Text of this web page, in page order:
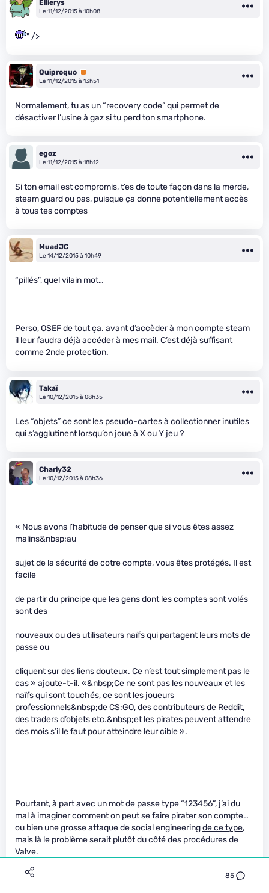
85
Ellierys
Le 11/12/2015 à 10h08
" />
Quiproquo Premium
Le 11/12/2015 à 13h51
Normalement, tu as un “recovery code” qui permet de
désactiver l’usine à gaz si tu perd ton smartphone.
egoz
Le 11/12/2015 à 18h12
Si ton email est compromis, t’es de toute façon dans la merde,
steam guard ou pas, puisque ça donne potentiellement accès
à tous tes comptes
MuadJC
Le 14/12/2015 à 10h49
“pillés”, quel vilain mot…
Perso, OSEF de tout ça. avant d’accèder à mon compte steam
il leur faudra déjà accéder à mes mail. C’est déjà suffisant
comme 2nde protection.
Takaï
Le 10/12/2015 à 08h35
Les “objets” ce sont les pseudo-cartes à collectionner inutiles
qui s’agglutinent lorsqu’on joue à X ou Y jeu ?
Charly32
Le 10/12/2015 à 08h36
« Nous avons l’habitude de penser que si vous êtes assez
malins&nbsp;au
sujet de la sécurité de cotre compte, vous êtes protégés. Il est
facile
de partir du principe que les gens dont les comptes sont volés
sont des
nouveaux ou des utilisateurs naïfs qui partagent leurs mots de
passe ou
cliquent sur des liens douteux. Ce n’est tout simplement pas le
cas » ajoute-t-il. «&nbsp;Ce ne sont pas les nouveaux et les
naïfs qui sont touchés, ce sont les joueurs
professionnels&nbsp;de CS:GO, des contributeurs de Reddit,
des traders d’objets etc.&nbsp;et les pirates peuvent attendre
des mois s’il le faut pour atteindre leur cible ».
Pourtant, à part avec un mot de passe type “123456”, j’ai du
mal à imaginer comment on peut se faire pirater son compte…
ou bien une grosse attaque de social engineeringde ce type,
mais là le problème serait plutôt du côté des procédures de
Valve.